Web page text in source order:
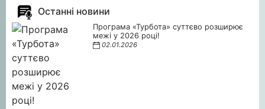
Останні новини
Програма «Турбота» суттєво розширює
межі у 2026 році!
02.01.2026